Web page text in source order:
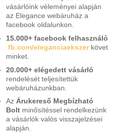
vásárlóink véleményei alapján
az Elegance webáruház a
facebook oldalunkon.
15.000+ facebook felhasználó
fb.com/eleganciaekszerkövet
minket.
20.000+ elégedett vásárló
rendelését teljesítettük
webáruházunkban.
Az Árukereső Megbízható
Bolt minősítéssel rendelkezünk
a vásárlók valós visszajelzései
alapján.